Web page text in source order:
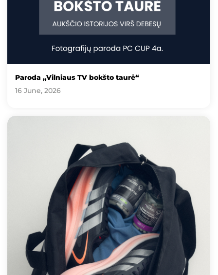
Paroda „Vilniaus TV bokšto taurė“
16 June, 2026